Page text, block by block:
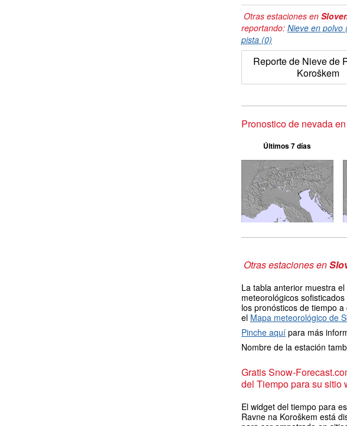
Otras estaciones en
reportando: Nieve en polvo
pista (0)
Reporte de Nieve de
Koroškem
Pronostico de nevada
Últimos 7 días
Otras estaciones en
La tabla anterior muestra
meteorológicos
los pronósticos de tiempo
el Mapa meteorológico de
Pinche aquí para más
Nombre de la estación
Gratis Snow-
del Tiempo para su sitio
El widget del tiempo para
Ravne na Koroškem está